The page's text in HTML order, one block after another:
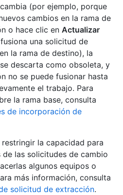
(por ejemplo, porque
cambios en la rama de
o hace clic en Actualizar
una solicitud de
la rama de destino), la
descarta como obsoleta, y
no se puede fusionar hasta
el trabajo. Para
la rama base, consulta
de incorporación de
la capacidad para
las solicitudes de cambio
algunos equipos o
más información, consulta
solicitud de extracción.